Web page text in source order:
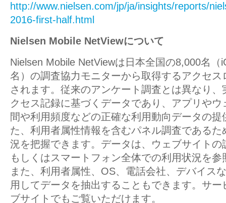
http://www.nielsen.com/jp/ja/insights/reports/
2016-first-half.html
Nielsen Mobile NetViewについて
Nielsen Mobile NetViewは日本全国の8,000名（
名）の調査協力モニターから取得するアクセス
されます。従来のアンケート調査とは異なり
クセス記録に基づくデータであり、アプリや
間や利用頻度などの正確な利用動向データの提
た、利用者属性情報を含むパネル調査である
況を把握できます。データは、ウェブサイトの
もしくはスマートフォン全体での利用状況を
また、利用者属性、OS、電話会社、デバイス
用してデータを抽出することもできます。サ
ブサイトでもご覧いただけます。